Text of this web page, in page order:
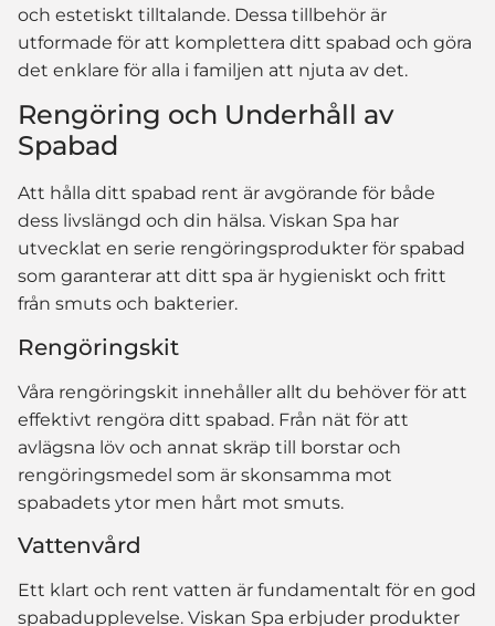
och estetiskt tilltalande. Dessa tillbehör är
utformade för att komplettera ditt spabad och göra
det enklare för alla i familjen att njuta av det.
Rengöring och Underhåll av
Spabad
Att hålla ditt spabad rent är avgörande för både
dess livslängd och din hälsa. Viskan Spa har
utvecklat en serie rengöringsprodukter för spabad
som garanterar att ditt spa är hygieniskt och fritt
från smuts och bakterier.
Rengöringskit
Våra rengöringskit innehåller allt du behöver för att
effektivt rengöra ditt spabad. Från nät för att
avlägsna löv och annat skräp till borstar och
rengöringsmedel som är skonsamma mot
spabadets ytor men hårt mot smuts.
Vattenvård
Ett klart och rent vatten är fundamentalt för en god
spabadupplevelse. Viskan Spa erbjuder produkter